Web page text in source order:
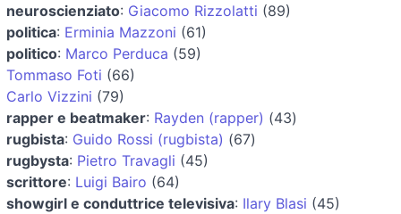
neuroscienziato: Giacomo Rizzolatti (89)
politica: Erminia Mazzoni (61)
politico: Marco Perduca (59)
Tommaso Foti (66)
Carlo Vizzini (79)
rapper e beatmaker: Rayden (rapper) (43)
rugbista: Guido Rossi (rugbista) (67)
rugbysta: Pietro Travagli (45)
scrittore: Luigi Bairo (64)
showgirl e conduttrice televisiva: Ilary Blasi (45)